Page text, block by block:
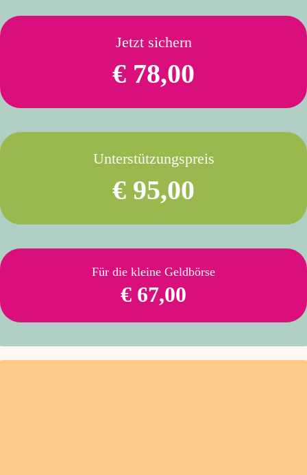
Jetzt sichern
€ 78,00
Unterstützungspreis
€ 95,00
Für die kleine Geldbörse
€ 67,00